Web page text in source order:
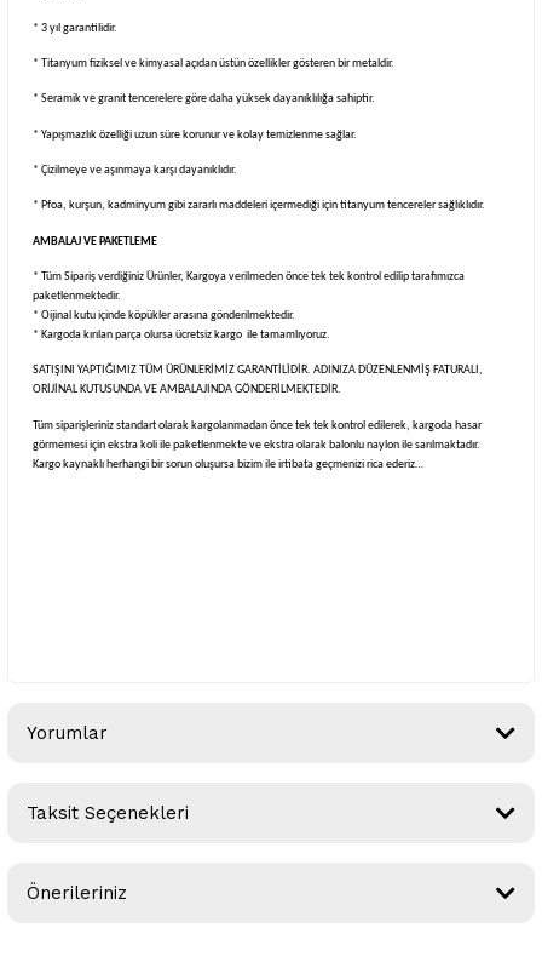
* 3 yıl garantilidir.
* Titanyum fiziksel ve kimyasal açıdan üstün özellikler gösteren bir metaldir.
* Seramik ve granit tencerelere göre daha yüksek dayanıklılığa sahiptir.
* Yapışmazlık özelliği uzun süre korunur ve kolay temizlenme sağlar.
* Çizilmeye ve aşınmaya karşı dayanıklıdır.
* Pfoa, kurşun, kadminyum gibi zararlı maddeleri içermediği için titanyum tencereler sağlıklıdır.
AMBALAJ VE PAKETLEME
* Tüm Sipariş verdiğiniz Ürünler, Kargoya verilmeden önce tek tek kontrol edilip tarafımızca
paketlenmektedir.
* Oijinal kutu içinde köpükler arasına gönderilmektedir.
* Kargoda kırılan parça olursa ücretsiz kargo ile tamamlıyoruz.
SATIŞINI YAPTIĞIMIZ TÜM ÜRÜNLERİMİZ GARANTİLİDİR. ADINIZA DÜZENLENMİŞ FATURALI,
ORİJİNAL KUTUSUNDA VE AMBALAJINDA GÖNDERİLMEKTEDİR.
Tüm siparişleriniz standart olarak kargolanmadan önce tek tek kontrol edilerek, kargoda hasar
görmemesi için ekstra koli ile paketlenmekte ve ekstra olarak balonlu naylon ile sarılmaktadır.
Kargo kaynaklı herhangi bir sorun oluşursa bizim ile irtibata geçmenizi rica ederiz…
Yorumlar
Taksit Seçenekleri
Önerileriniz